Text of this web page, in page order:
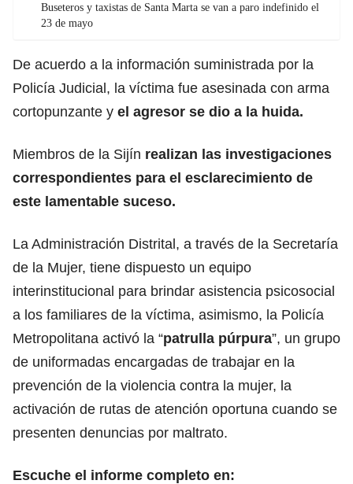
Buseteros y taxistas de Santa Marta se van a paro indefinido el
23 de mayo
De acuerdo a la información suministrada por la
Policía Judicial, la víctima fue asesinada con arma
cortopunzante y el agresor se dio a la huida.
Miembros de la Sijín realizan las investigaciones
correspondientes para el esclarecimiento de
este lamentable suceso.
La Administración Distrital, a través de la Secretaría
de la Mujer, tiene dispuesto un equipo
interinstitucional para brindar asistencia psicosocial
a los familiares de la víctima, asimismo, la Policía
Metropolitana activó la “patrulla púrpura”, un grupo
de uniformadas encargadas de trabajar en la
prevención de la violencia contra la mujer, la
activación de rutas de atención oportuna cuando se
presenten denuncias por maltrato.
Escuche el informe completo en: